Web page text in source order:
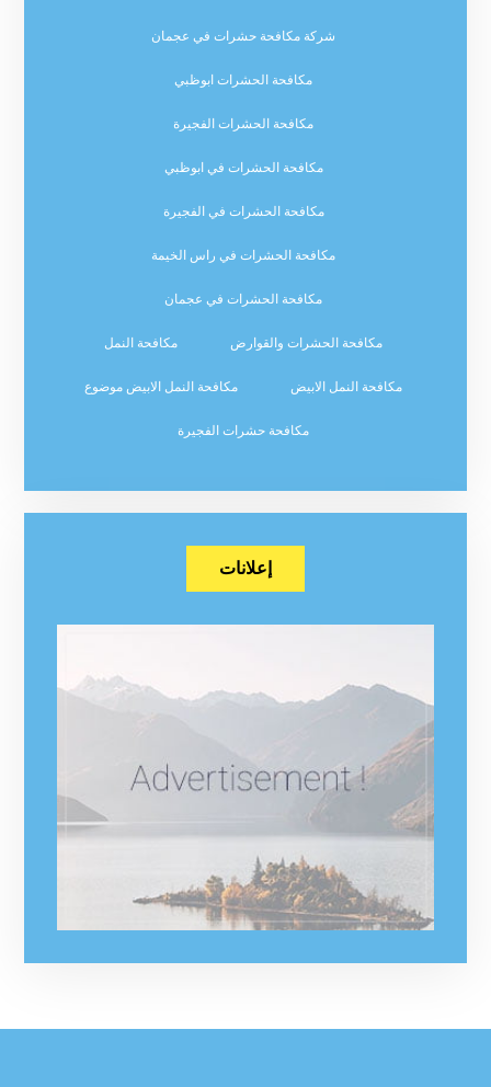
شركة مكافحة حشرات في عجمان
مكافحة الحشرات ابوظبي
مكافحة الحشرات الفجيرة
مكافحة الحشرات في ابوظبي
مكافحة الحشرات في الفجيرة
مكافحة الحشرات في راس الخيمة
مكافحة الحشرات في عجمان
مكافحة الحشرات والقوارض مكافحة النمل
مكافحة النمل الابيض مكافحة النمل الابيض موضوع
مكافحة حشرات الفجيرة
إعلانات